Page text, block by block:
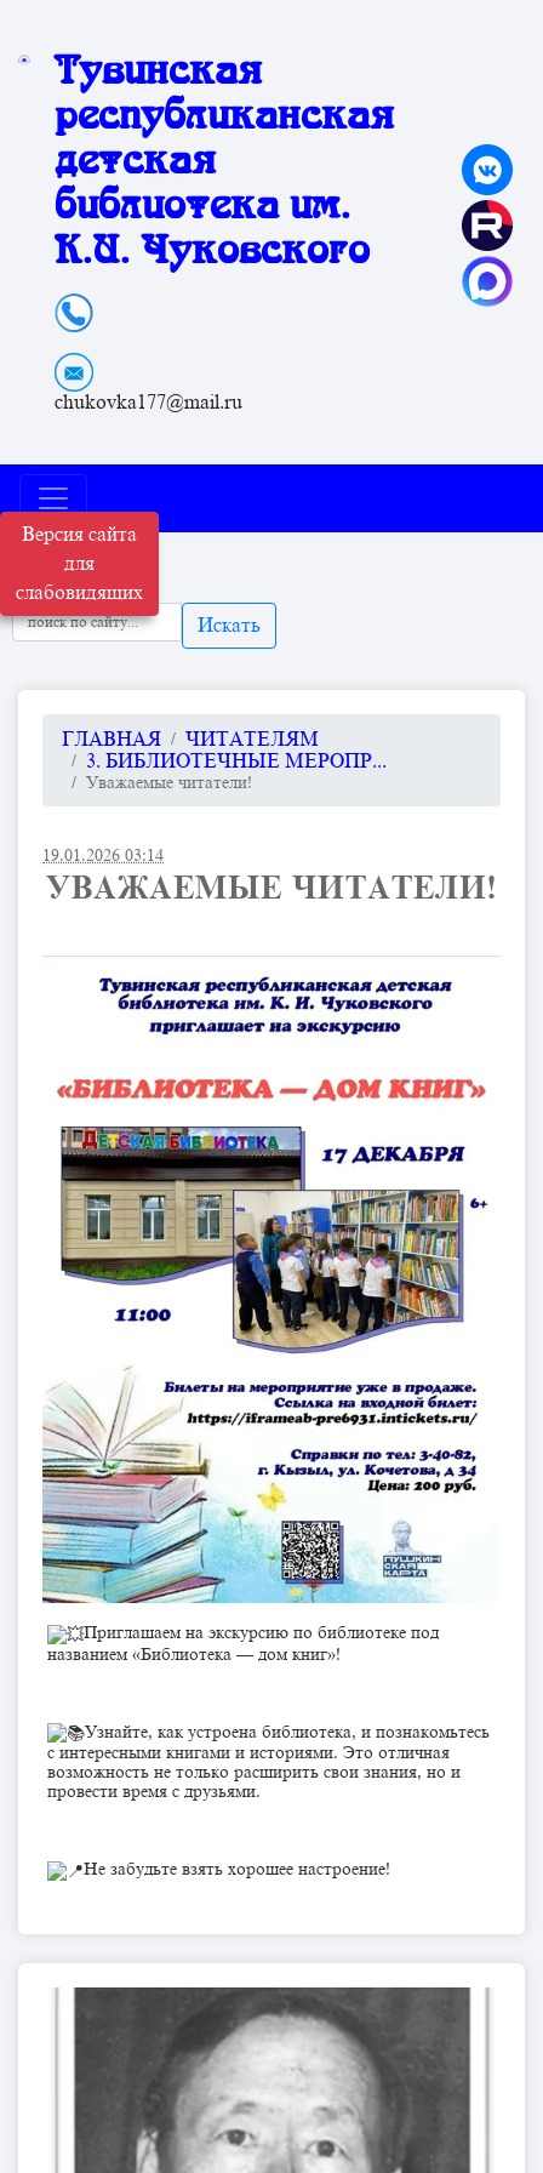
Версия сайта
для
слабовидящих
Тувинская
республиканская
детская
библиотека им.
К.И. Чуковского
chukovka177@mail.ru
Искать
ГЛАВНАЯ
ЧИТАТЕЛЯМ
3. БИБЛИОТЕЧНЫЕ МЕРОПР...
Уважаемые читатели!
19.01.2026 03:14
УВАЖАЕМЫЕ ЧИТАТЕЛИ!
Приглашаем на экскурсию по библиотеке под
названием «Библиотека — дом книг»!
Узнайте, как устроена библиотека, и познакомьтесь
с интересными книгами и историями. Это отличная
возможность не только расширить свои знания, но и
провести время с друзьями.
Не забудьте взять хорошее настроение!